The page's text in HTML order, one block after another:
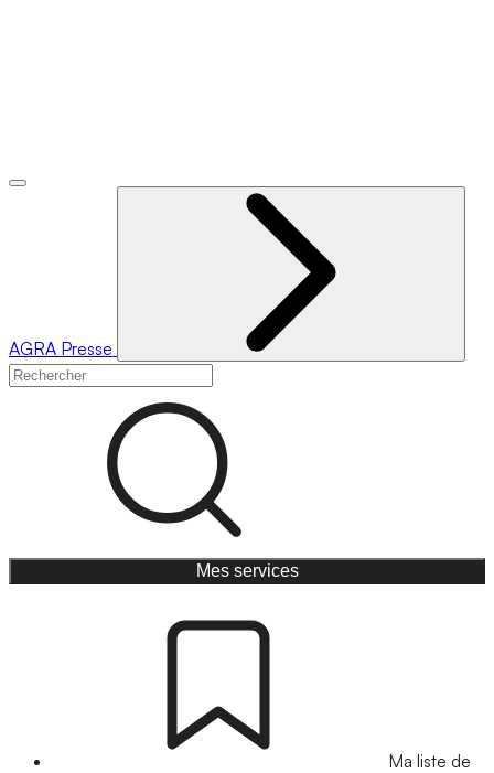
AGRA Presse
Mes services
Ma liste de